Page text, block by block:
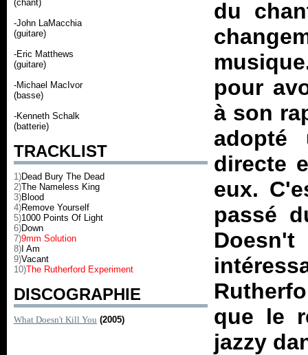
(chant)
-John LaMacchia
(guitare)
-Eric Matthews
(guitare)
-Michael MacIvor
(basse)
-Kenneth Schalk
(batterie)
TRACKLIST
1)Dead Bury The Dead
2)The Nameless King
3)Blood
4)Remove Yourself
5)1000 Points Of Light
6)Down
7)9mm Solution
8) I Am
9)Vacant
10)The Rutherford Experiment
DISCOGRAPHIE
What Doesn't Kill You (2005)
du
pour
à son
adopté
directe
eux.
passé
que le
jazzy